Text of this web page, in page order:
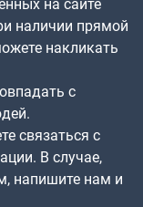
наличии прямой
накликать
с
связаться с
В случае,
напишите нам и